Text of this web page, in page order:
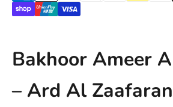
Bakhoor Ameer
– Ard Al Zaafaran